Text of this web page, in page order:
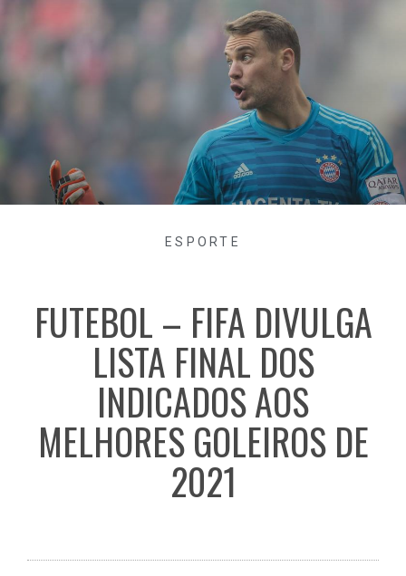
ESPORTE
FUTEBOL – FIFA DIVULGA
LISTA FINAL DOS
INDICADOS AOS
MELHORES GOLEIROS DE
2021